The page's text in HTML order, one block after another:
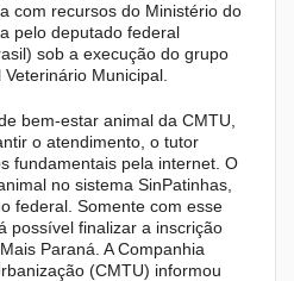
com recursos do Ministério do
pelo deputado federal
sob a execução do grupo
Municipal.
bem-estar animal da CMTU,
o atendimento, o tutor
fundamentais pela internet. O
no sistema SinPatinhas,
federal. Somente com esse
possível finalizar a inscrição
Paraná. A Companhia
(CMTU) informou